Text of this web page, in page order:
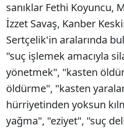
sanıklar Fethi Koyuncu,
İzzet Savaş, Kanber
Sertçelik'in aralarında
"suç işlemek amacıyla
yönetmek", "kasten
öldürme", "kasten
hürriyetinden yoksun
yağma", "eziyet", "suç